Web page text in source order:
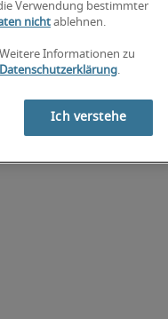
Verwendung bestimmter
nicht ablehnen.
Informationen zu
Datenschutzerklärung.
Ich verstehe